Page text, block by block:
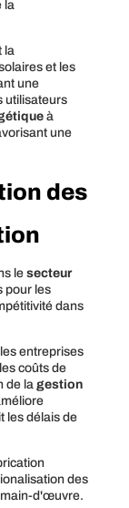
la
la
et les
une
utilisateurs
à
une
des
le secteur
pour les
dans
entreprises
coûts de
de la gestion
les délais de
des
main-d'œuvre.